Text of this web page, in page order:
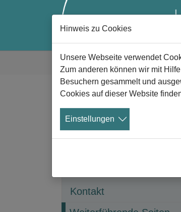
Zum Hauptinhalt springen
Sie sind hier:
Gute Trauer Weiterführende
Beirat
Downloads
Kontakt
Hinweis zu Cookies
Unsere Webseite verwendet
Zum anderen können wir mit
Besuchern gesammelt und
Cookies auf dieser Website
Einstellungen